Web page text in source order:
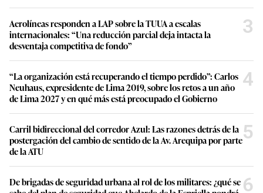
Aerolíneas responden a LAP sobre la TUUA a escalas
internacionales: “Una reducción parcial deja intacta la
desventaja competitiva de fondo”
3
“La organización está recuperando el tiempo perdido”: Carlos
Neuhaus, expresidente de Lima 2019, sobre los retos a un año
de Lima 2027 y en qué más está preocupado el Gobierno
4
Carril bidireccional del corredor Azul: Las razones detrás de la
postergación del cambio de sentido de la Av. Arequipa por parte
de la ATU
5
De brigadas de seguridad urbana al rol de los militares: ¿qué se 6